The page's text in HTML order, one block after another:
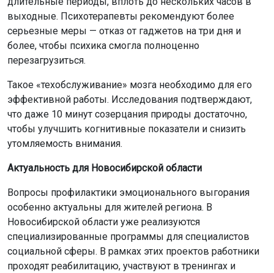
выходные. Психотерапевты рекомендуют более
серьезные меры — отказ от гаджетов на три дня и
более, чтобы психика смогла полноценно
перезагрузиться.
Такое «техобслуживание» мозга необходимо для его
эффективной работы. Исследования подтверждают,
что даже 10 минут созерцания природы достаточно,
чтобы улучшить когнитивные показатели и снизить
утомляемость внимания.
Актуальность для Новосибирской области
Вопросы профилактики эмоционального выгорания
особенно актуальны для жителей региона. В
Новосибирской области уже реализуются
специализированные программы для специалистов
социальной сферы. В рамках этих проектов работники
проходят реабилитацию, участвуют в тренингах и